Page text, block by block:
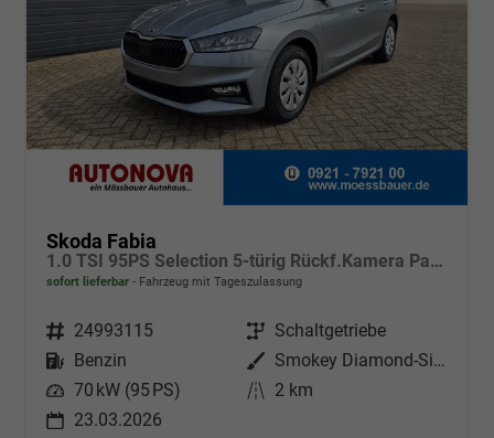
Skoda Fabia
1.0 TSI 95PS Selection 5-türig Rückf.Kamera Parksensoren Sitzheizung Multifunktionslenkrad Klima Skoda-Radio Bluetooth Touchscreen Tempomat Nebelsch. Apple CarPlay + Android Auto
sofort lieferbar Fahrzeug mit Tageszulassung
Fahrzeugnr. 24993115 Getriebe Schaltgetriebe
Kraftstoff
Benzin Außenfarbe
Smokey Diamond-Silber Metallic
Leistung 70 kW (95 PS) Kilometerstand 2 km
23.03.2026